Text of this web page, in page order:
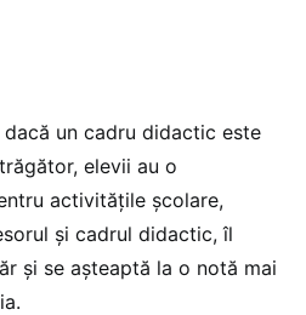
un cadru didactic este
elevii au o
activitățile școlare,
și cadrul didactic, îl
și se așteaptă la o notă mai